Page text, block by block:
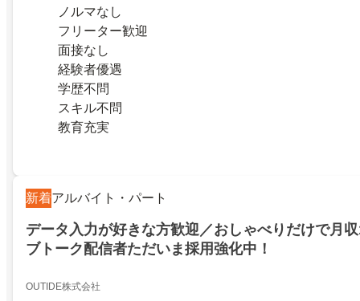
ノルマなし
フリーター歓迎
面接なし
経験者優遇
学歴不問
スキル不問
教育充実
新着アルバイト・パート
データ入力が好きな方歓迎／おしゃべりだけで月
ブトーク配信者ただいま採用強化中！
OUTIDE株式会社